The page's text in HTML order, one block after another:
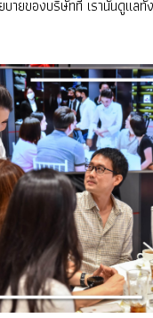
ายของบริษัทที่ เรานั้นดูเเล